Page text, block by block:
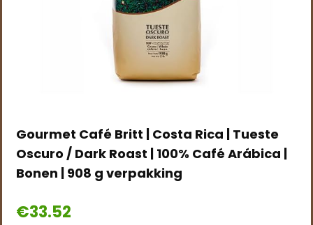
Gourmet Café Britt | Costa Rica | Tueste
Oscuro / Dark Roast | 100% Café Arábica |
Bonen | 908 g verpakking
€33.52